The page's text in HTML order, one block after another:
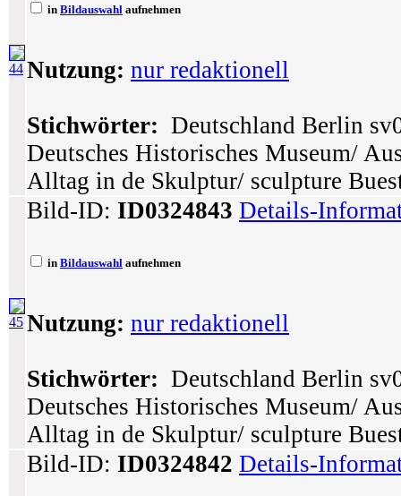
44
in Bildauswahl aufnehmen
Nutzung: nur redaktionell
Stichwörter: Deutschland Berlin
Deutsches Historisches Museum/
Alltag in de Skulptur/ sculpture
45
Bild-ID: ID0324843 Details-
in Bildauswahl aufnehmen
Nutzung: nur redaktionell
Stichwörter: Deutschland Berlin
Deutsches Historisches Museum/
Alltag in de Skulptur/ sculpture
Bild-ID: ID0324842 Details-